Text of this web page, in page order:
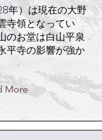
年）は現在の大野
寺領となってい
のお堂は白山平泉
平寺の影響が強か
More